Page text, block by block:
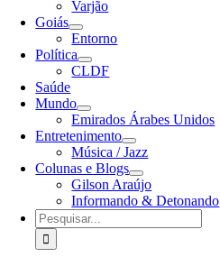
Varjão
Goiás
Entorno
Política
CLDF
Saúde
Mundo
Emirados Árabes Unidos
Entretenimento
Música / Jazz
Colunas e Blogs
Gilson Araújo
Informando & Detonando
Buscar
resultados
para: